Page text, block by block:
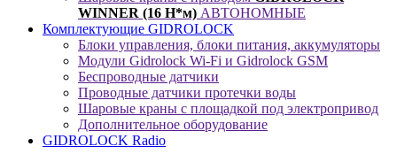
WINNER (16 Н*м) АВТОНОМНЫЕ
Комплектующие GIDROLOCK
Блоки управления, блоки питания, аккумуляторы
Модули Gidrolock Wi-Fi и Gidrolock GSM
Беспроводные датчики
Проводные датчики протечки воды
Шаровые краны с площадкой под электропривод
Дополнительное оборудование
GIDROLOCK Radio